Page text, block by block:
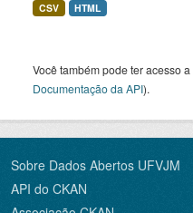
CSV HTML
Você também pode ter acesso
Documentação da API).
Sobre Dados Abertos UFVJM
API do CKAN